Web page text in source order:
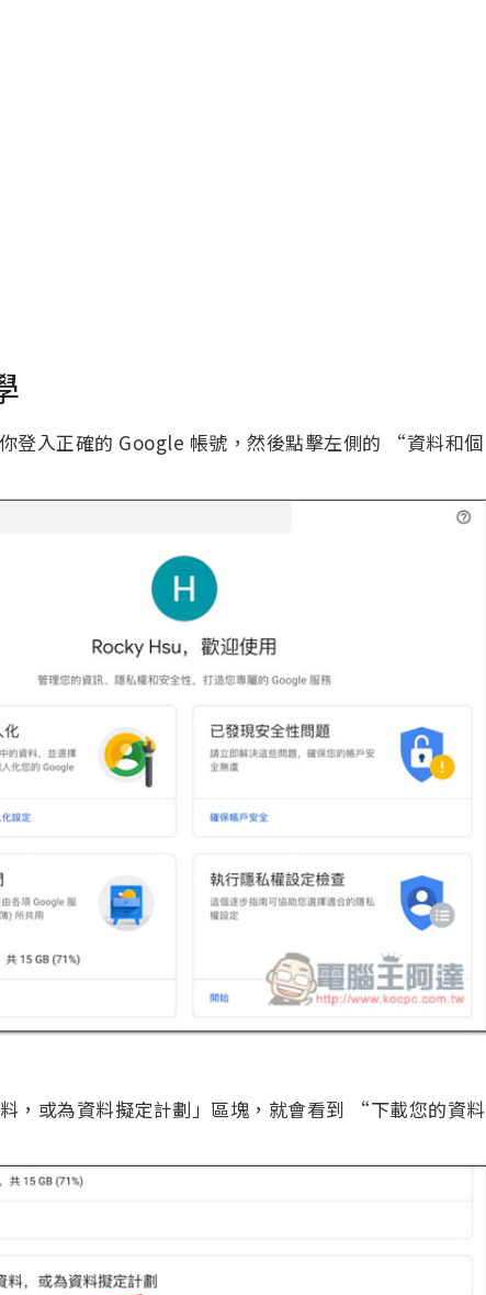
你登入正確的 Google 帳號，然後點擊左側的 “資料和個
，或為資料擬定計劃」區塊，就會看到 “下載您的資料